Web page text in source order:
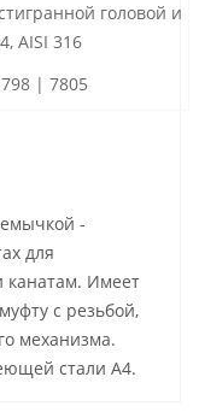
головой и
AISI 316
| 7805
-
для
канатам. Имеет
с резьбой,
механизма.
стали А4.